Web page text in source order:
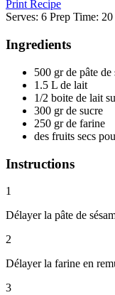
Print Recipe
Serves: 6 Prep Time: 20
Ingredients
500 gr de pâte de
1.5 L de lait
1/2 boite de lait
300 gr de sucre
250 gr de farine
des fruits secs
Instructions
1
Délayer la pâte de
2
Délayer la farine en
3